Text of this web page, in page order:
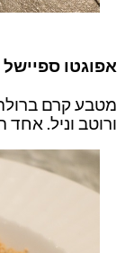
אפוגטו
מטבע קרם
ורוטב וניל.